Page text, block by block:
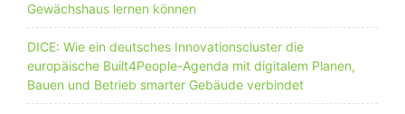
Gewächshaus lernen können
DICE: Wie ein deutsches Innovationscluster die
europäische Built4People-Agenda mit digitalem Planen,
Bauen und Betrieb smarter Gebäude verbindet